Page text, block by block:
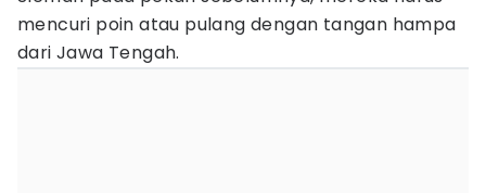
mencuri poin atau pulang dengan tangan hampa
dari Jawa Tengah.